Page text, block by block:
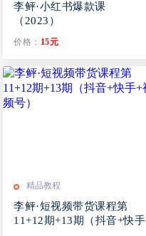
李鲆·小红书爆款课
（2023）
价格： 15元
精品教程
李鲆·短视频带货课程第
11+12期+13期（抖音+快手